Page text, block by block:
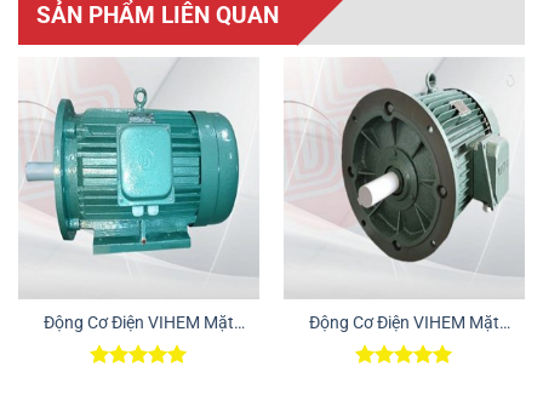
SẢN PHẨM LIÊN QUAN
Động Cơ Điện VIHEM Mặt
Bích – Chân Đế
Động Cơ Điện VIHEM Mặt
Bích